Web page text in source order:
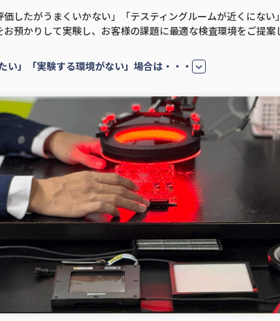
したがうまくいかない」「テスティングルームが近くにない
預かりして実験し、お客様の課題に最適な検査環境をご提案
い」「実験する環境がない」場合は・・・